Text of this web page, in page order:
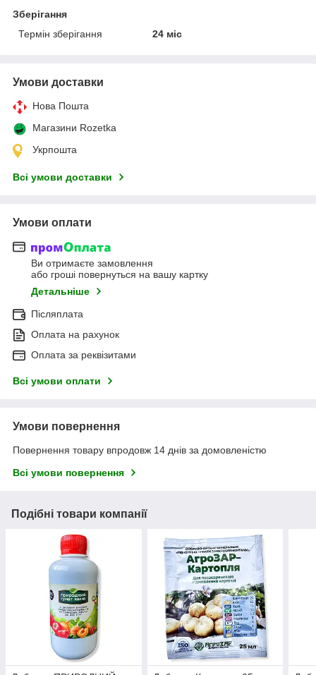
Зберігання
Термін зберігання
24 міс
Умови доставки
Нова Пошта
Магазини Rozetka
Укрпошта
Всі умови доставки
Умови оплати
Ви отримаєте замовлення
або гроші повернуться на вашу картку
Детальніше
Післяплата
Оплата на рахунок
Оплата за реквізитами
Всі умови оплати
Умови повернення
Повернення товару впродовж 14 днів за домовленістю
Всі умови повернення
Подібні товари компанії